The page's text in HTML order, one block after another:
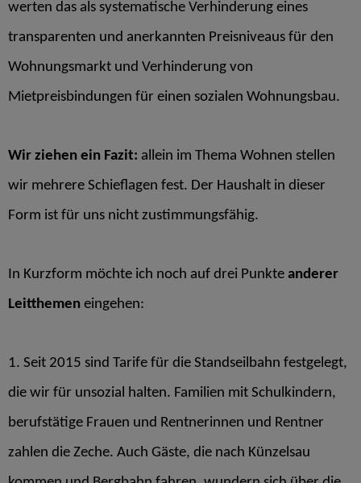
werten das als systematische Verhinderung eines
transparenten und anerkannten Preisniveaus für den
Wohnungsmarkt und Verhinderung von
Mietpreisbindungen für einen sozialen Wohnungsbau.
Wir ziehen ein Fazit: allein im Thema Wohnen stellen
wir mehrere Schieflagen fest. Der Haushalt in dieser
Form ist für uns nicht zustimmungsfähig.
In Kurzform möchte ich noch auf drei Punkte anderer
Leitthemen eingehen:
1. Seit 2015 sind Tarife für die Standseilbahn festgelegt,
die wir für unsozial halten. Familien mit Schulkindern,
berufstätige Frauen und Rentnerinnen und Rentner
zahlen die Zeche. Auch Gäste, die nach Künzelsau